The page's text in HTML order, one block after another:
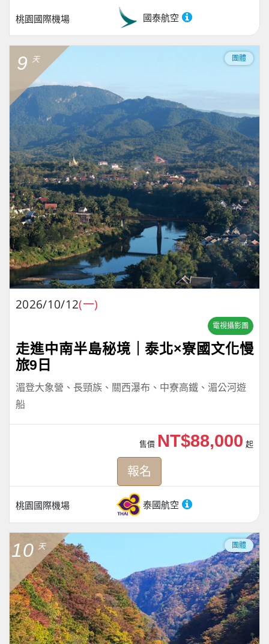
桃園國際機場 國泰航空
9 天 團體
2026/10/12(一)
電視攝影團
走進中南半島秘境｜泰北×寮國文化慢
旅9日
湄登大象營、長頸族、關西瀑布、中寮高鐵、湄公河遊
船
桃園國際機場 泰國航空
售價 NT$88,000 起
報名
10 天 團體